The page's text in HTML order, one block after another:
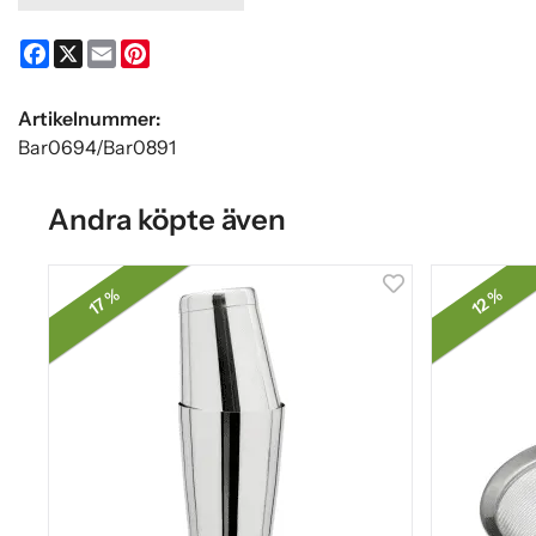
Facebook
X Email
Artikelnummer:
Bar0694/Bar0891
Andra köpte även
17 % 12 %